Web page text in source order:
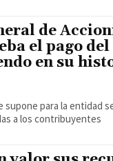
de
el pago del
en su
para la entidad
a los contribuyentes